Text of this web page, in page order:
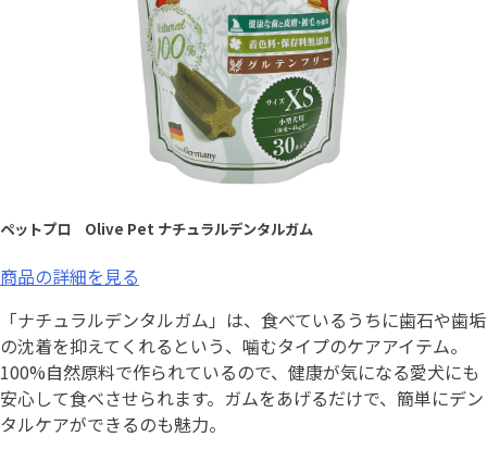
ペットプロ Olive Pet ナチュラルデンタルガム
商品の詳細を見る
「ナチュラルデンタルガム」は、食べているうちに歯石や歯垢
の沈着を抑えてくれるという、噛むタイプのケアアイテム。
100%自然原料で作られているので、健康が気になる愛犬にも
安心して食べさせられます。ガムをあげるだけで、簡単にデン
タルケアができるのも魅力。